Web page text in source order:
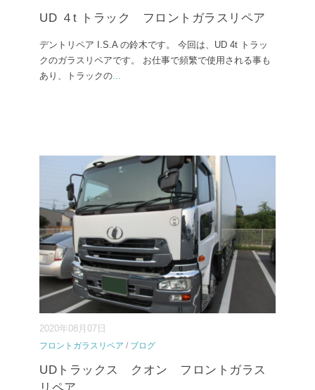
UD ４t トラック フロントガラスリペア
デントリペア I.S.A の鈴木です。 今回は、UD 4t トラッ
クのガラスリペアです。 お仕事で頻繁で使用される事も
あり、トラックの...
2020年08月07日
フロントガラスリペア / ブログ
UDトラックス クオン フロントガラス